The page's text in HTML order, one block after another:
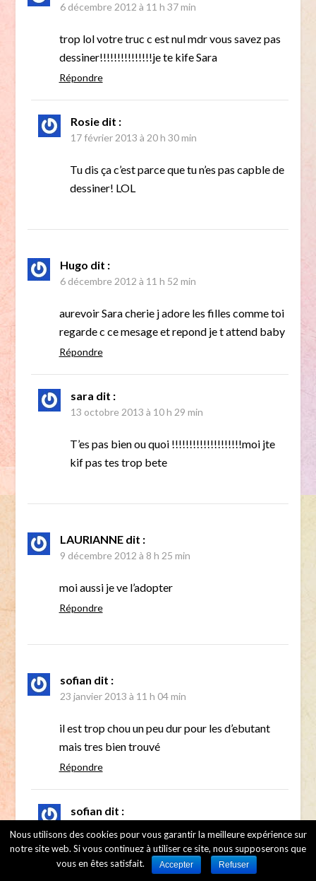
6 décembre 2012 à 11 h 37 min
trop lol votre truc c est nul mdr vous savez pas
dessiner!!!!!!!!!!!!!!!je te kife Sara
Répondre
Rosie dit :
17 février 2013 à 20 h 30 min
Tu dis ça c’est parce que tu n’es pas capble de
dessiner! LOL
Hugo dit :
6 décembre 2012 à 11 h 52 min
aurevoir Sara cherie j adore les filles comme toi
regarde c ce mesage et repond je t attend baby
Répondre
sara dit :
13 octobre 2013 à 10 h 29 min
T’es pas bien ou quoi !!!!!!!!!!!!!!!!!!!!moi jte
kif pas tes trop bete
LAURIANNE dit :
9 décembre 2012 à 8 h 25 min
moi aussi je ve l’adopter
Répondre
sofian dit :
23 janvier 2013 à 11 h 04 min
il est trop chou un peu dur pour les d’ebutant
mais tres bien trouvé
Répondre
sofian dit :
lol
Nous utilisons des cookies pour vous garantir la meilleure expérience sur
notre site web. Si vous continuez à utiliser ce site, nous supposerons que
vous en êtes satisfait.
Accepter Refuser